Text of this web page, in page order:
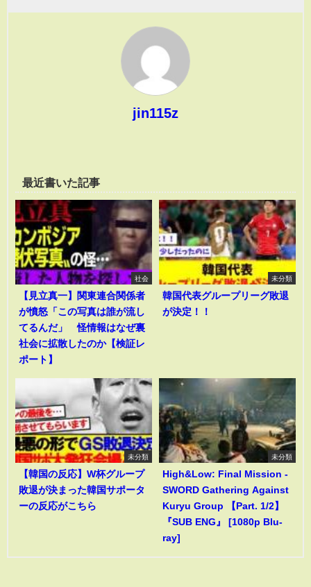
jin115z
最近書いた記事
社会
【見立真一】関東連合関係者
が憤怒「この写真は誰が流し
てるんだ」 怪情報はなぜ裏
社会に拡散したのか【検証レ
ポート】
未分類
韓国代表グループリーグ敗退
が決定！！
未分類
【韓国の反応】W杯グループ
敗退が決まった韓国サポータ
ーの反応がこちら
未分類
High&Low: Final Mission -
SWORD Gathering Against
Kuryu Group 【Part. 1/2】
『SUB ENG』 [1080p Blu-
ray]